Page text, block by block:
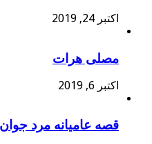
اکتبر 24, 2019
مصلی هرات
اکتبر 6, 2019
قصه عامیانه مرد